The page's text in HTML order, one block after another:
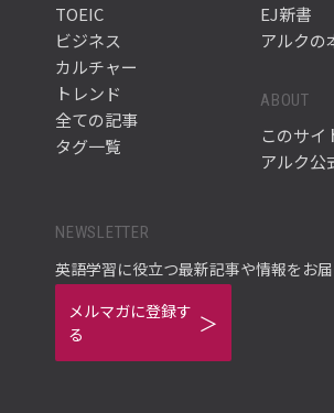
TOEIC
ビジネス
カルチャー
トレンド
全ての記事
タグ一覧
EJ新書
アルクの
ABOUT
このサイ
アルク公
NEWSLETTER
英語学習に役立つ最新記事や情報をお届
メルマガに登録す
る